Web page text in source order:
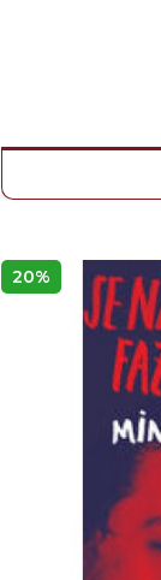
20%